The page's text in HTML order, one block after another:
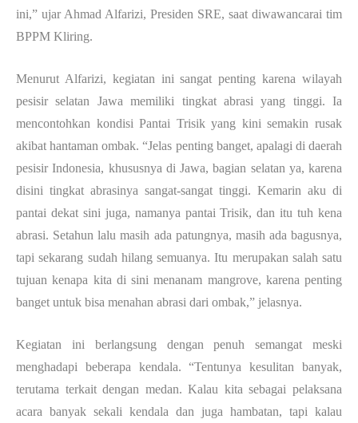
ini,” ujar Ahmad Alfarizi, Presiden SRE, saat diwawancarai tim
BPPM Kliring.
Menurut Alfarizi, kegiatan ini sangat penting karena wilayah
pesisir selatan Jawa memiliki tingkat abrasi yang tinggi. Ia
mencontohkan kondisi Pantai Trisik yang kini semakin rusak
akibat hantaman ombak. “Jelas penting banget, apalagi di daerah
pesisir Indonesia, khususnya di Jawa, bagian selatan ya, karena
disini tingkat abrasinya sangat-sangat tinggi. Kemarin aku di
pantai dekat sini juga, namanya pantai Trisik, dan itu tuh kena
abrasi. Setahun lalu masih ada patungnya, masih ada bagusnya,
tapi sekarang sudah hilang semuanya. Itu merupakan salah satu
tujuan kenapa kita di sini menanam mangrove, karena penting
banget untuk bisa menahan abrasi dari ombak,” jelasnya.
Kegiatan ini berlangsung dengan penuh semangat meski
menghadapi beberapa kendala. “Tentunya kesulitan banyak,
terutama terkait dengan medan. Kalau kita sebagai pelaksana
acara banyak sekali kendala dan juga hambatan, tapi kalau